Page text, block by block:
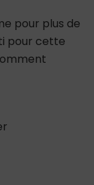
pour plus de
pour cette